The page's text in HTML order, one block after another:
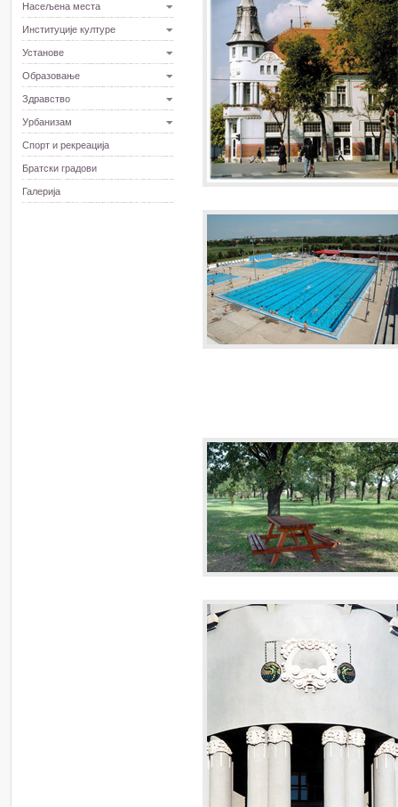
Насељена места
Институције културе
Установе
Образовање
Здравство
Урбанизам
Спорт и рекреација
Братски градови
Галерија